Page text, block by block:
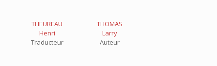
THEUREAU
Henri
Traducteur
THOMAS
Larry
Auteur